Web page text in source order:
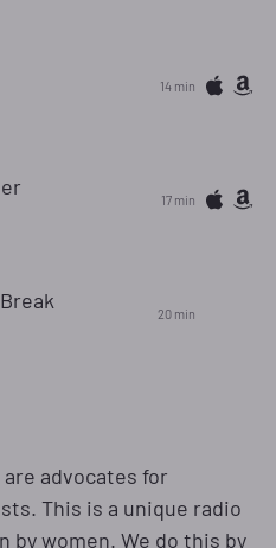
14 min
17 min
20 min
advocates for
This is a unique radio
by women. We do this by